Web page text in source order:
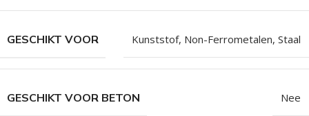
GESCHIKT VOOR Kunststof, Non-Ferrometalen, Staal
GESCHIKT VOOR BETON Nee